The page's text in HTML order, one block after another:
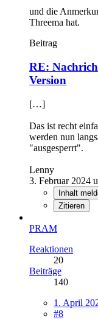
und die
Threema hat.
Beitrag
RE:
Version
[…]
Das ist recht
werden nun
"ausgesperrt".
Lenny
3. Februar 2024
Inhalt
Zitieren
PRAM
Reaktionen
20
Beiträge
140
1. April
#8